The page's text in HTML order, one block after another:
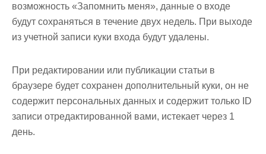
возможность «Запомнить меня», данные о входе
будут сохраняться в течение двух недель. При выходе
из учетной записи куки входа будут удалены.
При редактировании или публикации статьи в
браузере будет сохранен дополнительный куки, он не
содержит персональных данных и содержит только ID
записи отредактированной вами, истекает через 1
день.